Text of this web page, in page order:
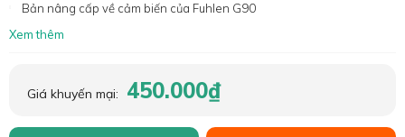
Bản nâng cấp về cảm biến của Fuhlen G90
Xem thêm
Giá khuyến mại: 450.000₫